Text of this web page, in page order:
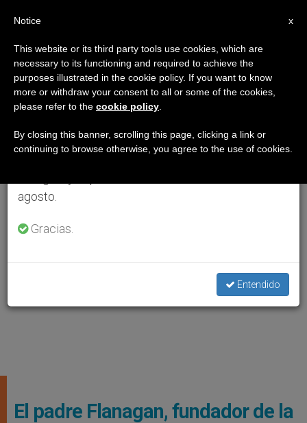
El padre Flanagan, fundador de la
×
Aviso importante
Del 27 de julio al 7 de agosto haremos la pausa
anual, aprovechando que en el periodo de verano
se generan menos informaciones y también el
agosto.
Gracias.
Entendido
x
Notice
This website or its third party tools use cookies, which are
necessary to its functioning and required to achieve the
purposes illustrated in the cookie policy. If you want to know
more or withdraw your consent to all or some of the cookies,
please refer to the cookie policy
By closing this banner, scrolling this page, clicking a link or
continuing to browse otherwise, you agree to the use of cookies.